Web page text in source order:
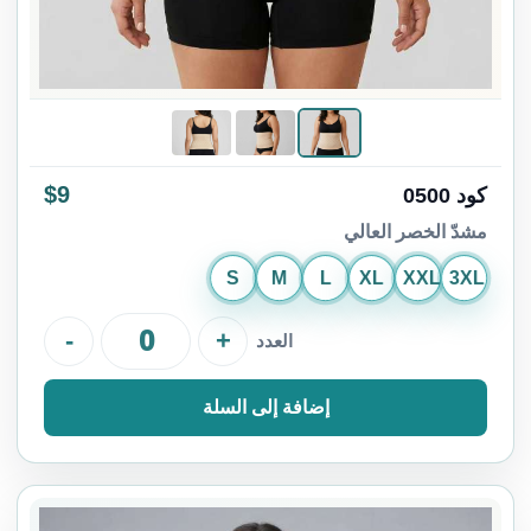
كود 0500 $9
مشدّ الخصر العالي
S M L XL XXL 3XL
العدد - +
إضافة إلى السلة